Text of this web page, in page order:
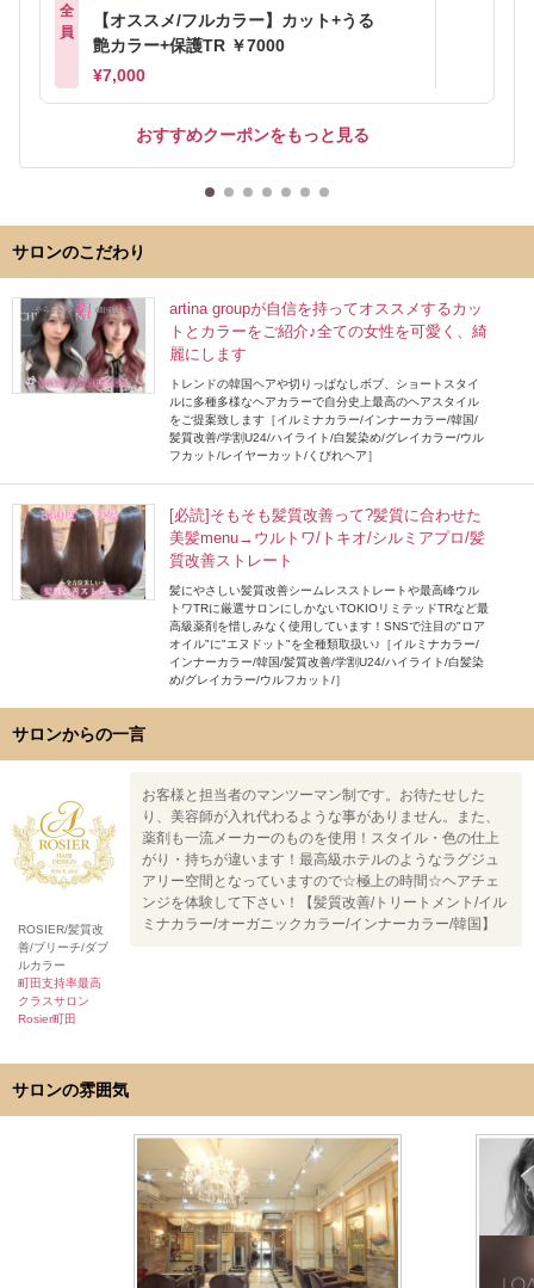
全
員
【オススメ/フルカラー】カット+うる
艶カラー+保護TR ￥7000
¥7,000
おすすめクーポンをもっと見る
サロンのこだわり
artina groupが自信を持ってオススメするカッ
トとカラーをご紹介♪全ての女性を可愛く、綺
麗にします
トレンドの韓国ヘアや切りっぱなしボブ、ショートスタイ
ルに多種多様なヘアカラーで自分史上最高のヘアスタイル
をご提案致します［イルミナカラー/インナーカラー/韓国/
髪質改善/学割U24/ハイライト/白髪染め/グレイカラー/ウル
フカット/レイヤーカット/くびれヘア］
[必読]そもそも髪質改善って?髪質に合わせた
美髪menu→ウルトワ/トキオ/シルミアプロ/髪
質改善ストレート
髪にやさしい髪質改善シームレスストレートや最高峰ウル
トワTRに厳選サロンにしかないTOKIOリミテッドTRなど最
高級薬剤を惜しみなく使用しています！SNSで注目の"ロア
オイル"に"エヌドット"を全種類取扱い♪［イルミナカラー/
インナーカラー/韓国/髪質改善/学割U24/ハイライト/白髪染
め/グレイカラー/ウルフカット/］
サロンからの一言
ROSIER/髪質改
善/ブリーチ/ダブ
ルカラー
町田支持率最高
クラスサロン
Rosier町田
お客様と担当者のマンツーマン制です。お待たせした
り、美容師が入れ代わるような事がありません。また、
薬剤も一流メーカーのものを使用！スタイル・色の仕上
がり・持ちが違います！最高級ホテルのようなラグジュ
アリー空間となっていますので☆極上の時間☆ヘアチェ
ンジを体験して下さい！【髪質改善/トリートメント/イル
ミナカラー/オーガニックカラー/インナーカラー/韓国】
サロンの雰囲気